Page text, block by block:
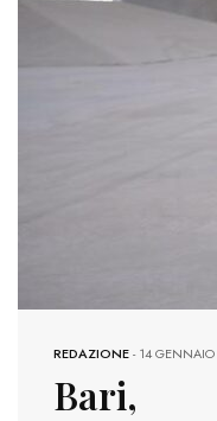
REDAZIONE-14
Bari,